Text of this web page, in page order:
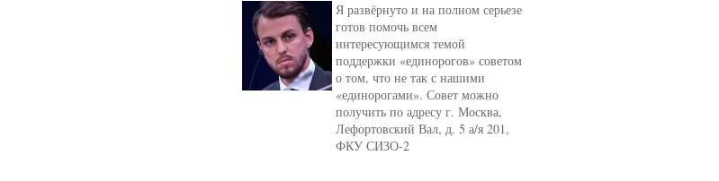
Я развёрнуто и на полном серьезе
готов помочь всем
интересующимся темой
поддержки «единорогов» советом
о том, что не так с нашими
«единорогами». Совет можно
получить по адресу г. Москва,
Лефортовский Вал, д. 5 а/я 201,
ФКУ СИЗО-2